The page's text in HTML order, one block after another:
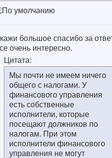
большое спасибо за
очень интересно.
Цитата:
Мы почти не имеем ничего
общего с налогами. У
финансового управления
есть собственные
исполнители, которые
посещают должников по
налогам. При этом
исполнители финансового
управления не могут